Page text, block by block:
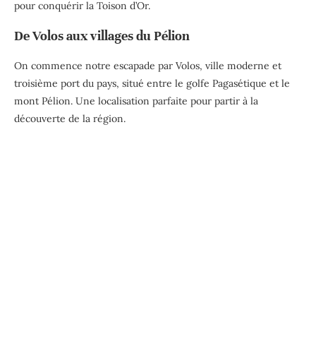
pour conquérir la Toison d’Or.
De Volos aux villages du Pélion
On commence notre escapade par Volos, ville moderne et
troisième port du pays, situé entre le golfe Pagasétique et le
mont Pélion. Une localisation parfaite pour partir à la
découverte de la région.